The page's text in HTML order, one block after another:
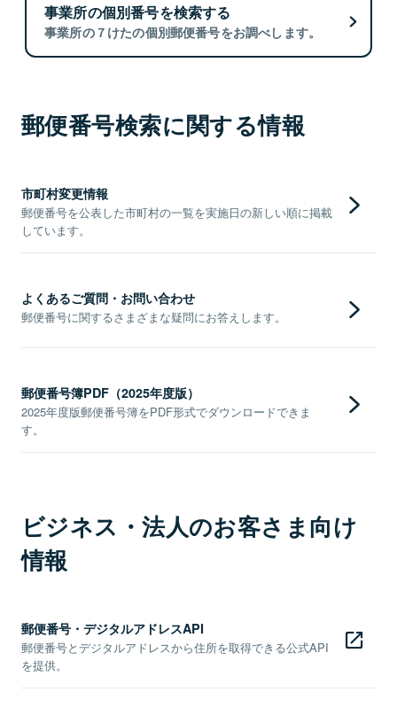
事業所の個別番号を検索する
事業所の７けたの個別郵便番号をお調べします。
郵便番号検索に関する情報
市町村変更情報
郵便番号を公表した市町村の一覧を実施日の新しい順に掲載
しています。
よくあるご質問・お問い合わせ
郵便番号に関するさまざまな疑問にお答えします。
郵便番号簿PDF（2025年度版）
2025年度版郵便番号簿をPDF形式でダウンロードできま
す。
ビジネス・法人のお客さま向け
情報
郵便番号・デジタルアドレスAPI
郵便番号とデジタルアドレスから住所を取得できる公式API
を提供。